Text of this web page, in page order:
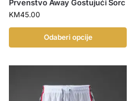
Prvenstvo Away Gostujući Šorc
KM45.00
Odaberi opcije